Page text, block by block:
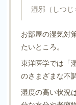
湿邪（しつじ
お部屋の湿気対
たいところ。
東洋医学では「
のさまざまな不
湿度の高い状況